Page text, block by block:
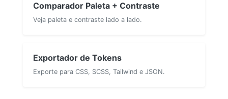
Comparador Paleta + Contraste
Veja paleta e contraste lado a lado.
Exportador de Tokens
Exporte para CSS, SCSS, Tailwind e JSON.